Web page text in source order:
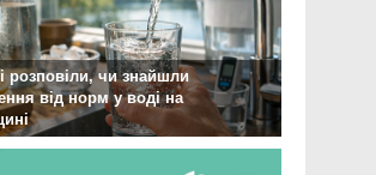
розповіли, чи знайшли
від норм у воді на